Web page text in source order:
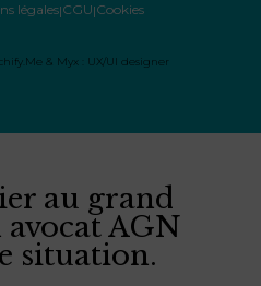
légales CGU Cookies
& Myx : UX/UI designer
au grand
AGN
situation.